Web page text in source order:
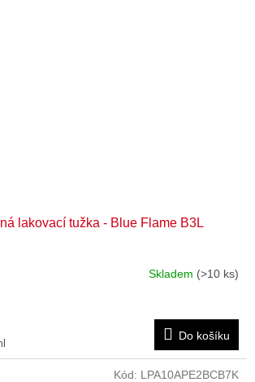
lakovací tužka - Blue Flame B3L
Skladem (>10 ks)
Do košíku
Kód: LPA10APE2BCB7K